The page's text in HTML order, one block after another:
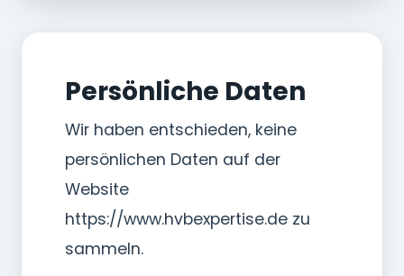
Persönliche Daten
Wir haben entschieden, keine
persönlichen Daten auf der
Website
https://www.hvbexpertise.de zu
sammeln.